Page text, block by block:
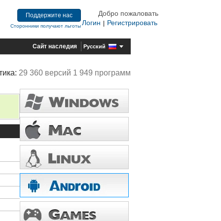
Поддержите нас
Сторонники получают льготы
Добро пожаловать
Логин
Регистрировать
Сайт наследия Русский
29 360 версий 1 949 программ